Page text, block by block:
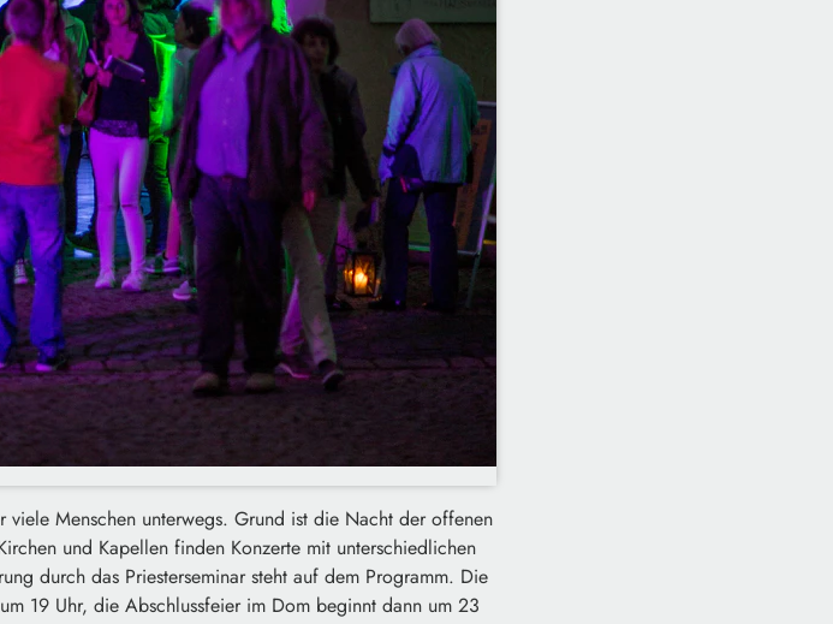
Menschen unterwegs. Grund ist die Nacht der offenen
und Kapellen finden Konzerte mit unterschiedlichen
durch das Priesterseminar steht auf dem Programm. Die
19 Uhr, die Abschlussfeier im Dom beginnt dann um 23